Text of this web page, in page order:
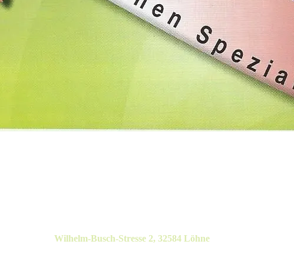
Wilhelm-Busch-Stresse 2, 32584 Löhne